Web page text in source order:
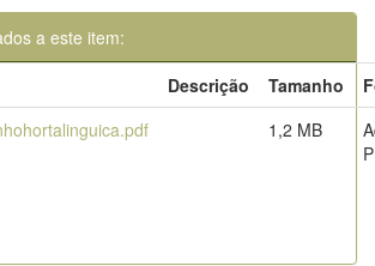
a este item:
Descrição Tamanho
1,2 MB